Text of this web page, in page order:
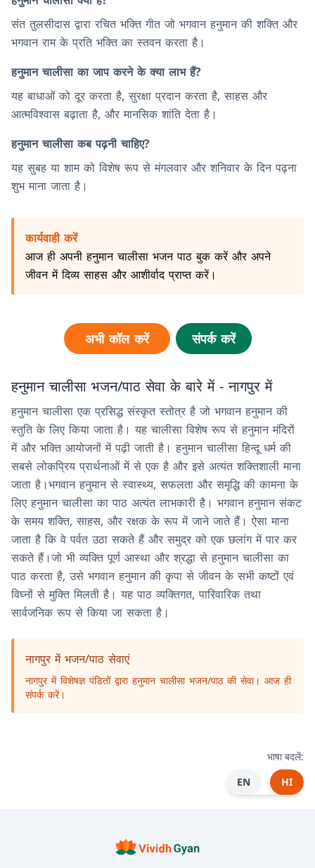
संत तुलसीदास द्वारा रचित भक्ति गीत जो भगवान हनुमान की शक्ति और
भगवान राम के प्रति भक्ति का स्तवन करता है।
हनुमान चालीसा का जाप करने के क्या लाभ हैं?
यह बाधाओं को दूर करता है, सुरक्षा प्रदान करता है, साहस और
आत्मविश्वास बढ़ाता है, और मानसिक शांति देता है।
हनुमान चालीसा कब पढ़नी चाहिए?
यह सुबह या शाम को विशेष रूप से मंगलवार और शनिवार के दिन पढ़ना
शुभ माना जाता है।
कार्यवाही करें
आज ही अपनी हनुमान चालीसा भजन पाठ बुक करें और अपने
जीवन में दिव्य साहस और आशीर्वाद प्राप्त करें।
अभी कॉल करें संपर्क करें
हनुमान चालीसा भजन/पाठ सेवा के बारे में - नागपुर में
हनुमान चालीसा एक प्रसिद्ध संस्कृत स्तोत्र है जो भगवान हनुमान की
स्तुति के लिए किया जाता है। यह चालीसा विशेष रूप से हनुमान मंदिरों
में और भक्ति आयोजनों में पढ़ी जाती है। हनुमान चालीसा हिन्दू धर्म की
सबसे लोकप्रिय प्रार्थनाओं में से एक है और इसे अत्यंत शक्तिशाली माना
जाता है।भगवान हनुमान से स्वास्थ्य, सफलता और समृद्धि की कामना के
लिए हनुमान चालीसा का पाठ अत्यंत लाभकारी है। भगवान हनुमान संकट
के समय शक्ति, साहस, और रक्षक के रूप में जाने जाते हैं। ऐसा माना
जाता है कि वे पर्वत उठा सकते हैं और समुद्र को एक छलांग में पार कर
सकते हैं।जो भी व्यक्ति पूर्ण आस्था और श्रद्धा से हनुमान चालीसा का
पाठ करता है, उसे भगवान हनुमान की कृपा से जीवन के सभी कष्टों एवं
विघ्नों से मुक्ति मिलती है। यह पाठ व्यक्तिगत, पारिवारिक तथा
सार्वजनिक रूप से किया जा सकता है।
नागपुर में भजन/पाठ सेवाएं
नागपुर में विशेषज्ञ पंडितों द्वारा हनुमान चालीसा भजन/पाठ की सेवा। आज ही
संपर्क करें।
भाषा बदलें:
EN
HI